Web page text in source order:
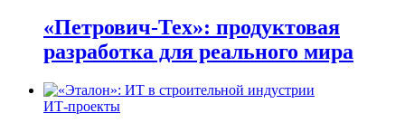
«Петрович-Тех»: продуктовая
разработка для реального мира
ИТ-проекты